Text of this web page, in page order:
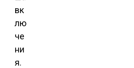
вк
лю
че
ни
я.